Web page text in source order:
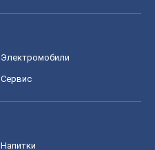
Электромобили
Сервис
Напитки